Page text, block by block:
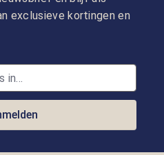
exclusieve kortingen en